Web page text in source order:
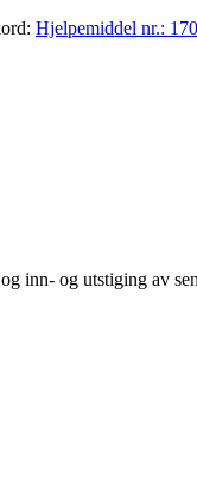
Hjelpemiddel nr.:
inn- og utstiging av